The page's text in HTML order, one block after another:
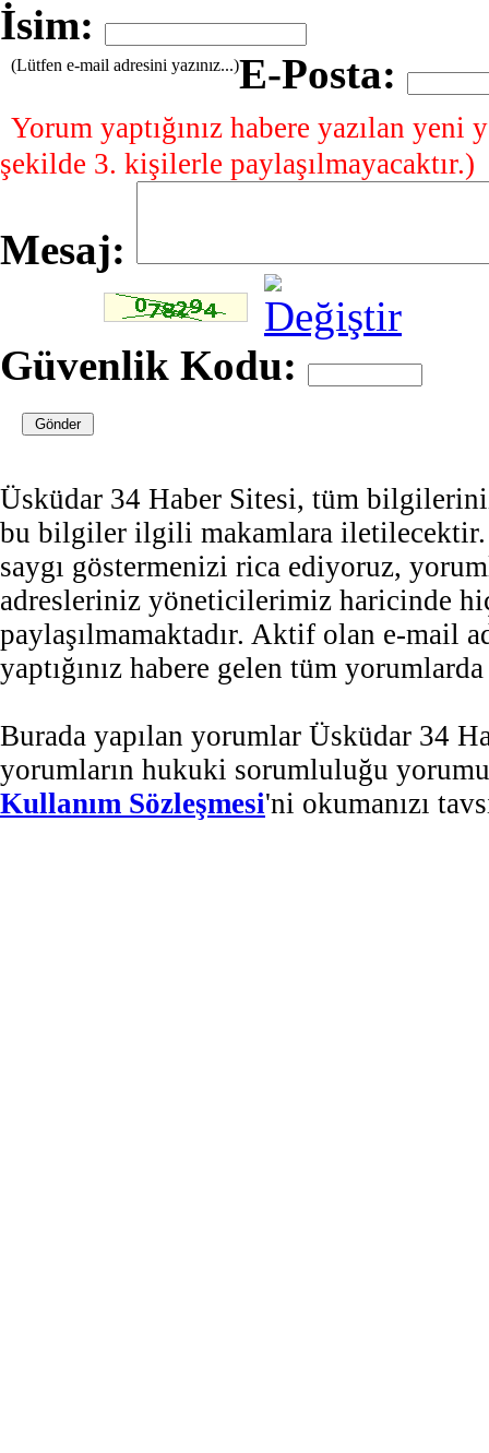
İsim:
E-Posta:
(Lütfen e-mail adresini yazınız...)
Yorum yaptığınız habere yazılan
şekilde 3. kişilerle paylaşılmayacaktır.)
Mesaj:
Güvenlik Kodu:
Üsküdar 34 Haber Sitesi, tüm
bu bilgiler ilgili makamlara iletilecektir.
saygı göstermenizi rica ediyoruz,
adresleriniz yöneticilerimiz haricinde
paylaşılmamaktadır. Aktif olan e-mail
yaptığınız habere gelen tüm
Burada yapılan yorumlar Üsküdar 34
yorumların hukuki sorumluluğu
Kullanım Sözleşmesi'ni okumanızı